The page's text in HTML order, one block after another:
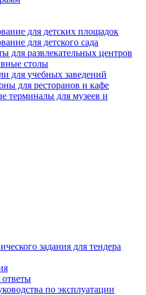
для детских площадок
для детского сада
для развлекательных центров
столы
для учебных заведений
для ресторанов и кафе
терминалы для музеев и
задания для тендера
по эксплуатации